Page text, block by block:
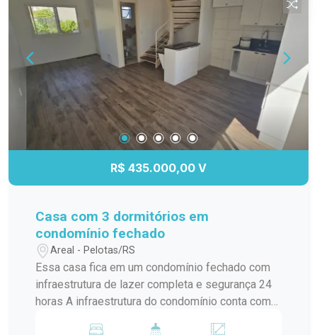
investir em uma das regiões mais valorizadas e
com maior crescimento da cidade. Entre em
contato para mais informações ou para agendar
uma visita.
R$ 435.000,00 V
Casa com 3 dormitórios em
condomínio fechado
Areal - Pelotas/RS
Essa casa fica em um condomínio fechado com
infraestrutura de lazer completa e segurança 24
horas A infraestrutura do condomínio conta com